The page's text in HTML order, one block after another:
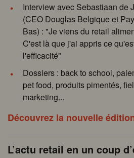
Interview avec Sebastiaan de
(CEO Douglas Belgique et
Bas) : "Je viens du retail
C'est là que j'ai appris ce
l'efficacité"
Dossiers : back to school,
pet food, produits pimentés,
marketing...
Découvrez la nouvelle
L’actu retail en un coup